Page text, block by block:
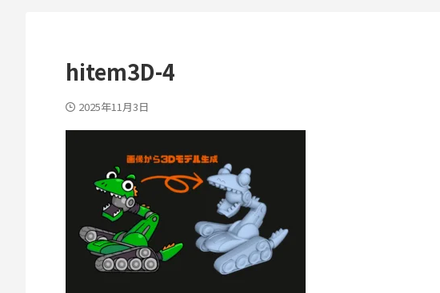
hitem3D-4
2025年11月3日